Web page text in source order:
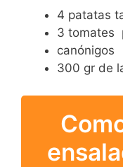
4 patatas
3 tomates
canónigos
300 gr de